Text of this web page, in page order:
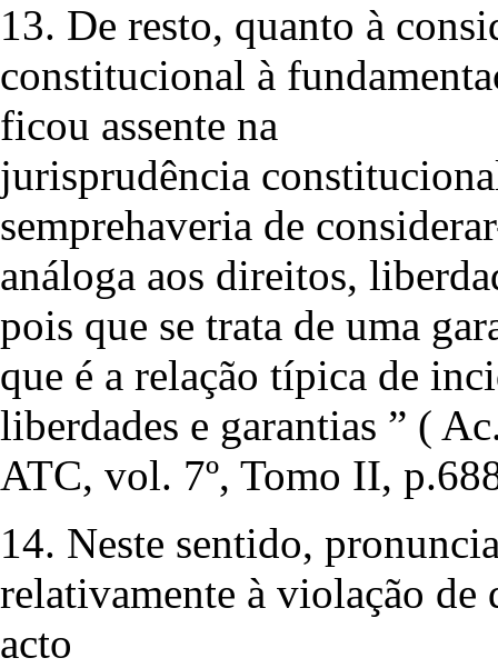
13. De resto, quanto à
constitucional à
ficou assente na
jurisprudência
semprehaveria de
análoga aos direitos,
pois que se trata de uma
que é a relação típica de
liberdades e garantias ” (
ATC, vol. 7º, Tomo II,
14. Neste sentido,
relativamente à violação
acto